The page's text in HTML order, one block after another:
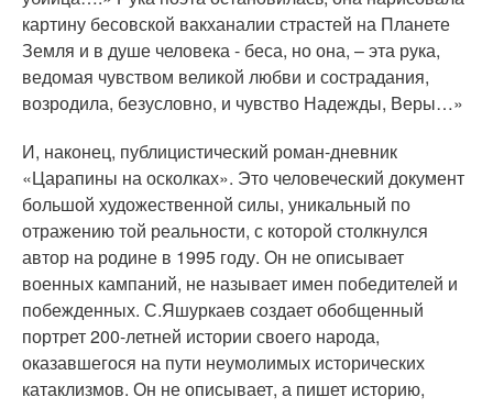
картину бесовской вакханалии страстей на Планете
Земля и в душе человека - беса, но она, – эта рука,
ведомая чувством великой любви и сострадания,
возродила, безусловно, и чувство Надежды, Веры…»
И, наконец, публицистический роман-дневник
«Царапины на осколках». Это человеческий документ
большой художественной силы, уникальный по
отражению той реальности, с которой столкнулся
автор на родине в 1995 году. Он не описывает
военных кампаний, не называет имен победителей и
побежденных. С.Яшуркаев создает обобщенный
портрет 200-летней истории своего народа,
оказавшегося на пути неумолимых исторических
катаклизмов. Он не описывает, а пишет историю,